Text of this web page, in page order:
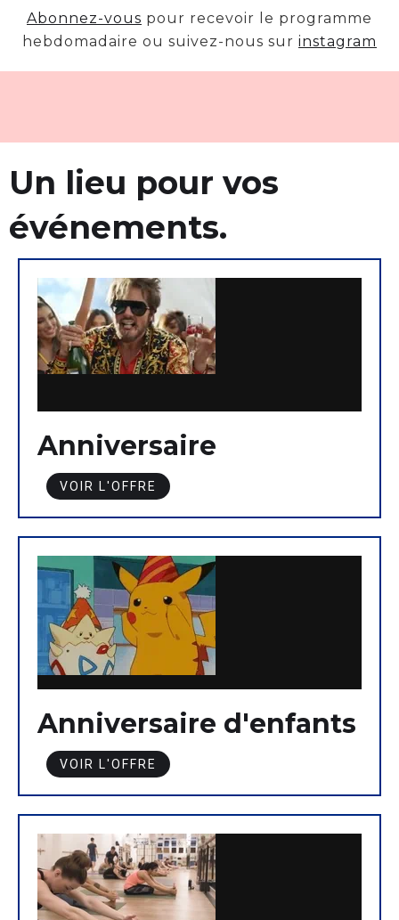
Abonnez-vous pour recevoir le programme
hebdomadaire ou suivez-nous sur instagram
Un lieu pour vos
événements.
Anniversaire
VOIR L'OFFRE
Anniversaire d'enfants
VOIR L'OFFRE